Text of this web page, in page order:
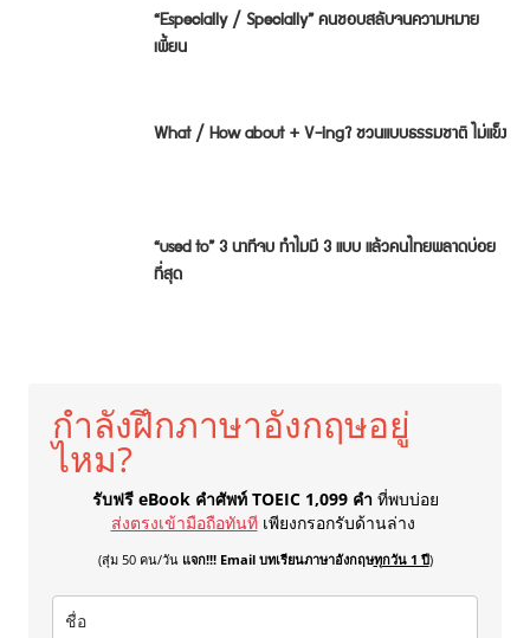
“Especially / Specially” คนชอบสลับจนความหมาย
เพี้ยน
What / How about + V-ing? ชวนแบบธรรมชาติ ไม่แข็ง
“used to” 3 นาทีจบ ทำไมมี 3 แบบ แล้วคนไทยพลาดบ่อย
ที่สุด
กำลังฝึกภาษาอังกฤษอยู่
ไหม?
รับฟรี eBook คำศัพท์ TOEIC 1,099 คำ ที่พบบ่อย
ส่งตรงเข้ามือถือทันที เพียงกรอกรับด้านล่าง
(สุ่ม 50 คน/วัน แจก!!! Email บทเรียนภาษาอังกฤษทุกวัน 1 ปี)